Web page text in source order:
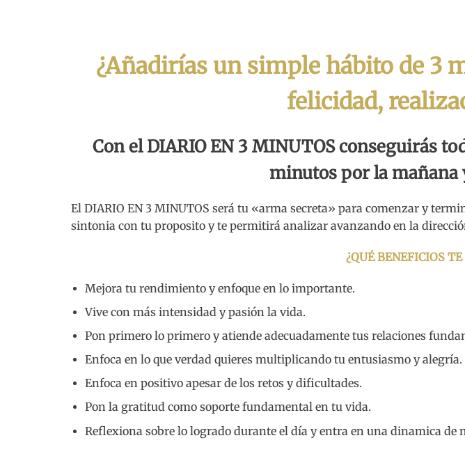
¿Añadirías un simple hábito de 3
felicidad,
Con el DIARIO EN 3 MINUTOS conseguirás
minutos por la mañana
El DIARIO EN 3 MINUTOS será tu «arma secreta» para comenzar y
sintonia con tu proposito y te permitirá analizar avanzando en la
¿QUÉ BENEFICIOS
Mejora tu rendimiento y enfoque en lo importante.
Vive con más intensidad y pasión la vida.
Pon primero lo primero y atiende adecuadamente tus relaciones
Enfoca en lo que verdad quieres multiplicando tu entusiasmo y alegría.
Enfoca en positivo apesar de los retos y dificultades.
Pon la gratitud como soporte fundamental en tu vida.
Reflexiona sobre lo logrado durante el día y entra en una dinamica de